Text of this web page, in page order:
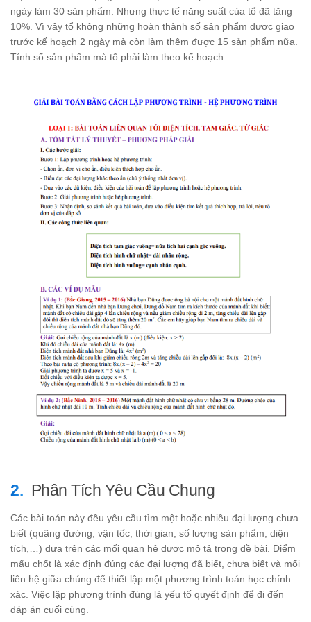
ngày làm 30 sản phẩm. Nhưng thực tế năng suất của tổ đã tăng
10%. Vì vậy tổ không những hoàn thành số sản phẩm được giao
trước kế hoạch 2 ngày mà còn làm thêm được 15 sản phẩm nữa.
Tính số sản phẩm mà tổ phải làm theo kế hoạch.
Phân Tích Yêu Cầu Chung
Các bài toán này đều yêu cầu tìm một hoặc nhiều đại lượng chưa
biết (quãng đường, vận tốc, thời gian, số lượng sản phẩm, diện
tích,…) dựa trên các mối quan hệ được mô tả trong đề bài. Điểm
mấu chốt là xác định đúng các đại lượng đã biết, chưa biết và mối
liên hệ giữa chúng để thiết lập một phương trình toán học chính
xác. Việc lập phương trình đúng là yếu tố quyết định để đi đến
đáp án cuối cùng.